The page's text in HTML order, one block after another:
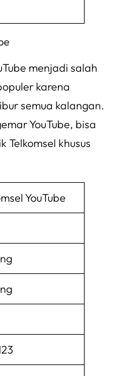
menjadi salah
karena
semua kalangan.
YouTube, bisa
Telkomsel khusus
YouTube